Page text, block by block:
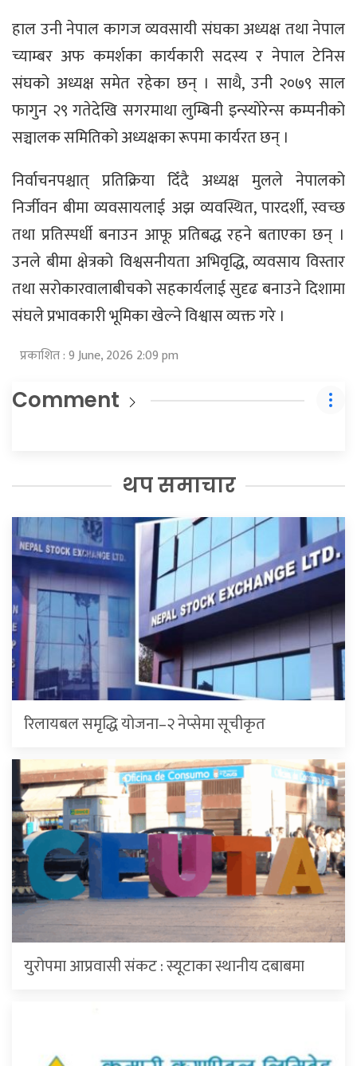
हाल उनी नेपाल कागज व्यवसायी संघका अध्यक्ष तथा नेपाल
च्याम्बर अफ कमर्शका कार्यकारी सदस्य र नेपाल टेनिस
संघको अध्यक्ष समेत रहेका छन् । साथै, उनी २०७९ साल
फागुन २९ गतेदेखि सगरमाथा लुम्बिनी इन्स्योरेन्स कम्पनीको
सञ्चालक समितिको अध्यक्षका रूपमा कार्यरत छन् ।
निर्वाचनपश्चात् प्रतिक्रिया दिँदै अध्यक्ष मुलले नेपालको
निर्जीवन बीमा व्यवसायलाई अझ व्यवस्थित, पारदर्शी, स्वच्छ
तथा प्रतिस्पर्धी बनाउन आफू प्रतिबद्ध रहने बताएका छन् ।
उनले बीमा क्षेत्रको विश्वसनीयता अभिवृद्धि, व्यवसाय विस्तार
तथा सरोकारवालाबीचको सहकार्यलाई सुदृढ बनाउने दिशामा
संघले प्रभावकारी भूमिका खेल्ने विश्वास व्यक्त गरे ।
प्रकाशित : 9 June, 2026 2:09 pm
Comment
थप समाचार
रिलायबल समृद्धि योजना–२ नेप्सेमा सूचीकृत
युरोपमा आप्रवासी संकट : स्यूटाका स्थानीय दबाबमा